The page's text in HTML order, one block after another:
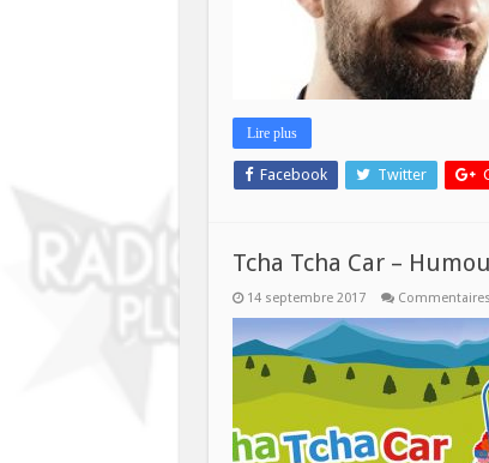
Lire plus
Facebook Twitter
Tcha Tcha Car –
14 septembre 2017